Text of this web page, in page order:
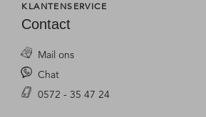
KLANTENSERVICE
Contact
Mail ons
Chat
0572 - 35 47 24